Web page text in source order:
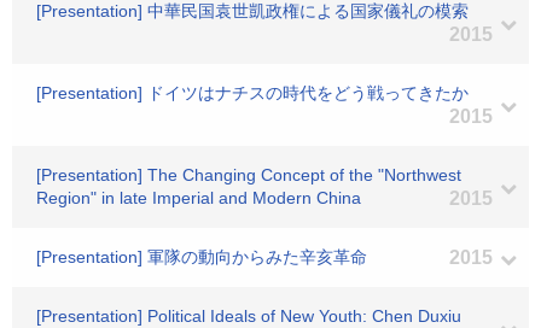
[Presentation] 中華民国袁世凱政権による国家儀礼の模索
2015
[Presentation] ドイツはナチスの時代をどう戦ってきたか
2015
[Presentation] The Changing Concept of the "Northwest
Region" in late Imperial and Modern China
2015
[Presentation] 軍隊の動向からみた辛亥革命 2015
[Presentation] Political Ideals of New Youth: Chen Duxiu